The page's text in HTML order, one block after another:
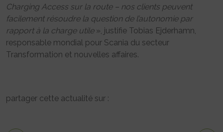
Charging Access sur la route – nos clients peuvent
facilement résoudre la question de l’autonomie par
rapport à la charge utile», justifie Tobias Ejderhamn,
responsable mondial pour Scania du secteur
Transformation et nouvelles affaires.
partager cette actualité sur :